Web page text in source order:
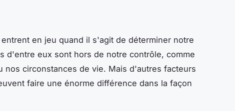
en jeu quand il s'agit de déterminer notre
d'entre eux sont hors de notre contrôle, comme
nos circonstances de vie. Mais d'autres facteurs
faire une énorme différence dans la façon